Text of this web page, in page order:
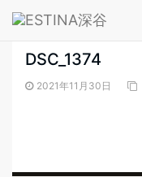
― BLOG ―
DSC_1374
2021年11月30日